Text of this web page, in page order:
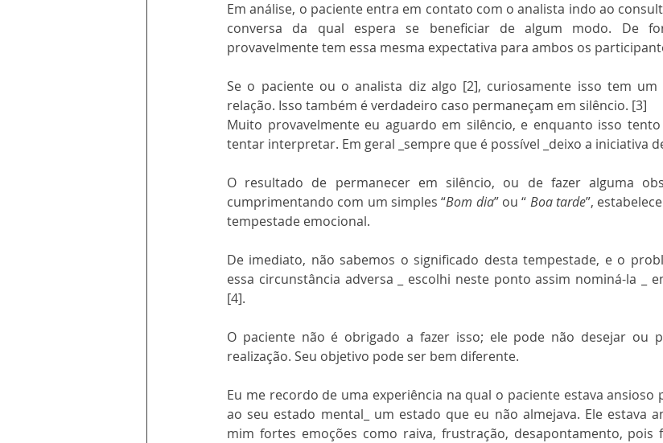
Em análise, o paciente entra em contato com o analista indo ao
conversa da qual espera se beneficiar de algum modo. De
provavelmente tem essa mesma expectativa para ambos os
Se o paciente ou o analista diz algo [2], curiosamente isso tem
relação. Isso também é verdadeiro caso permaneçam em silêncio. [3]
Muito provavelmente eu aguardo em silêncio, e enquanto isso
tentar interpretar. Em geral _sempre que é possível _deixo a iniciativa
O resultado de permanecer em silêncio, ou de fazer alguma
cumprimentando com um simples “Bom dia” ou “ Boa tarde”,
tempestade emocional.
De imediato, não sabemos o significado desta tempestade, e o
essa circunstância adversa _ escolhi neste ponto assim nominá-la _
[4].
O paciente não é obrigado a fazer isso; ele pode não desejar ou
realização. Seu objetivo pode ser bem diferente.
Eu me recordo de uma experiência na qual o paciente estava ansioso
ao seu estado mental_ um estado que eu não almejava. Ele estava
mim fortes emoções como raiva, frustração, desapontamento, pois